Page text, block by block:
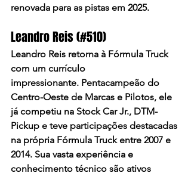
renovada para as pistas em 2025.​
Leandro Reis (#510)
Leandro Reis retorna à Fórmula Truck
com um currículo
impressionante. Pentacampeão do
Centro-Oeste de Marcas e Pilotos, ele
já competiu na Stock Car Jr., DTM-
Pickup e teve participações destacadas
na própria Fórmula Truck entre 2007 e
2014. Sua vasta experiência e
conhecimento técnico são ativos